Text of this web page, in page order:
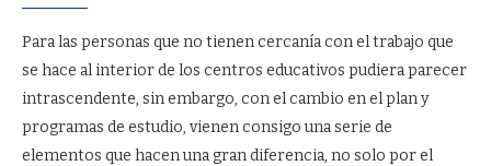
Para las personas que no tienen cercanía con el trabajo que
se hace al interior de los centros educativos pudiera parecer
intrascendente, sin embargo, con el cambio en el plan y
programas de estudio, vienen consigo una serie de
elementos que hacen una gran diferencia, no solo por el